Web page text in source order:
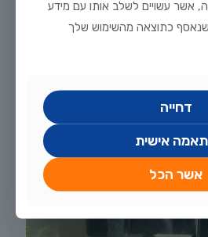
נוי: תנאים, תזונה ומניעת מחלות
אשר עשויים לשלב אותו עם מידע
כתוצאה מהשימוש שלך
דחייה
אישית
אשר הכל